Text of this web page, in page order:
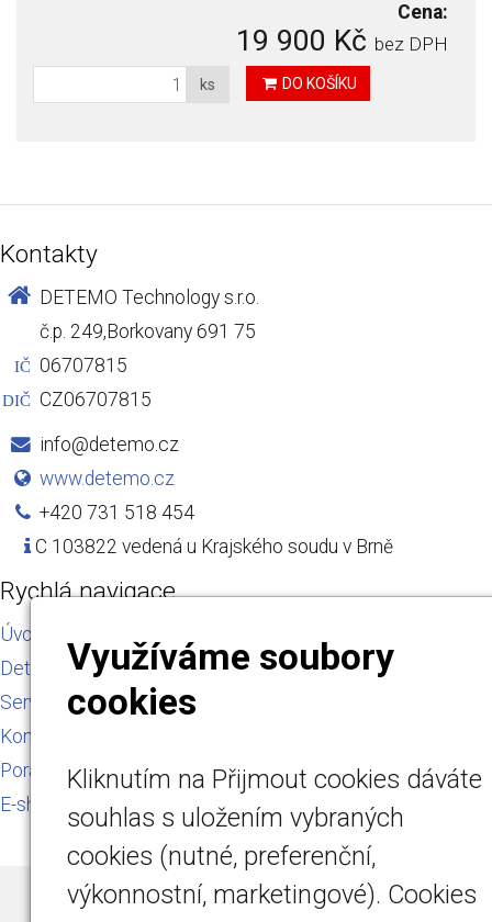
Cena:
19 900 Kč bez DPH
ks DO KOŠÍKU
Kontakty
DETEMO Technology s.r.o.
č.p. 249,Borkovany 691 75
IČ 06707815
DIČ CZ06707815
info@detemo.cz
www.detemo.cz
+420 731 518 454
C 103822 vedená u Krajského soudu v Brně
Rychlá navigace
Úvod
Detektory plynu
Servis a kalibrace
Kontakt
Poradna
E-shop
© 2026DETEMO Technology s.r.o. Mapa webu
Využíváme soubory
cookies
Kliknutím na Přijmout cookies dáváte
souhlas s uložením vybraných
cookies (nutné, preferenční,
výkonnostní, marketingové). Cookies